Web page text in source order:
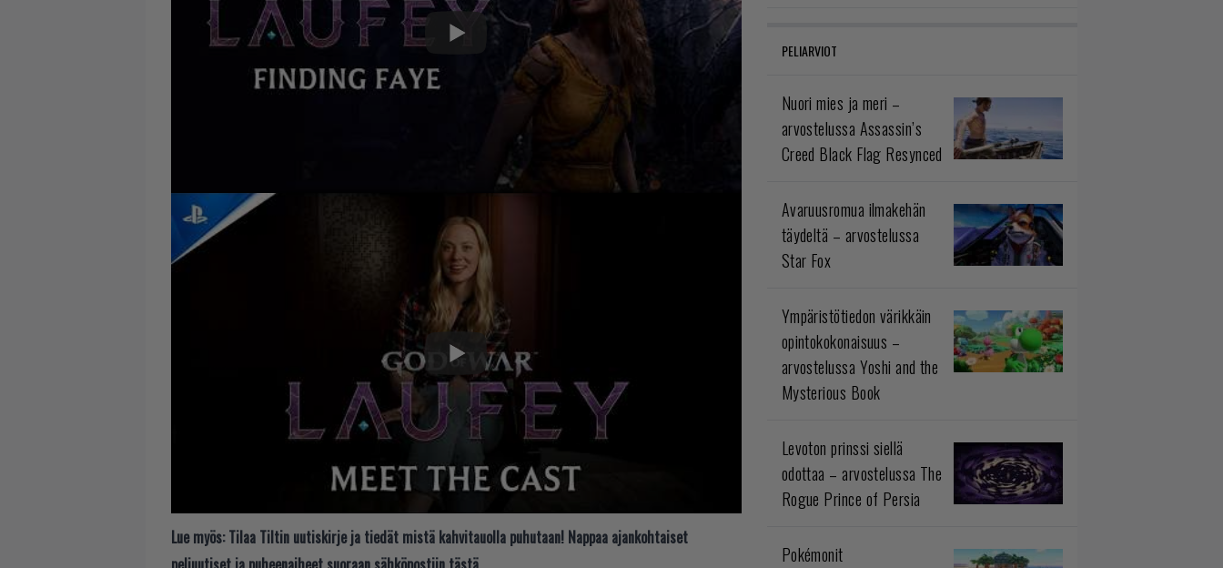
Lue myös: Tilaa Tiltin uutiskirje ja tiedät mistä kahvitauolla puhutaan! Nappaa ajankohtaiset
PELIARVIOT
Nuori mies ja meri –
arvostelussa Assassin’s
Creed Black Flag Resynced
Avaruusromua ilmakehän
täydeltä – arvostelussa
Star Fox
Ympäristötiedon värikkäin
opintokokonaisuus –
arvostelussa Yoshi and the
Mysterious Book
Levoton prinssi siellä
odottaa – arvostelussa The
Rogue Prince of Persia
Pokémonit